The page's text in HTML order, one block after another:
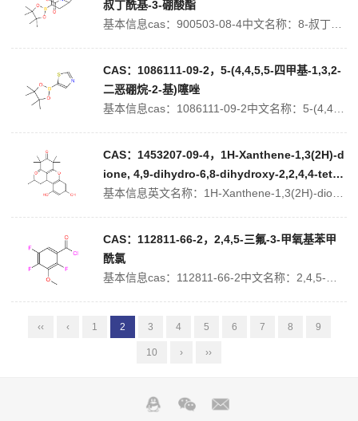
叔丁酰基-3-硼酸酯
CAS：1086111-09-2，5-(4,4,5,5-四甲基-1,3,2-
二恶硼烷-2-基)噻唑
CAS：1453207-09-4，1H-Xanthene-1,3(2H)-d
ione, 4,9-dihydro-6,8-dihydroxy-2,2,4,4-tetra
methyl-9-(2-
CAS：112811-66-2，2,4,5-三氟-3-甲氧基苯甲
酰氯
‹‹ ‹ 1 2 3 4 5 6 7 8 9
10 › ››